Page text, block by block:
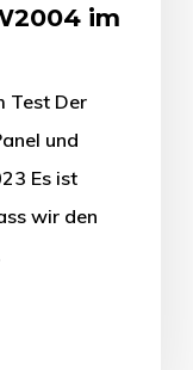
im
Test Der
und
Es ist
wir den